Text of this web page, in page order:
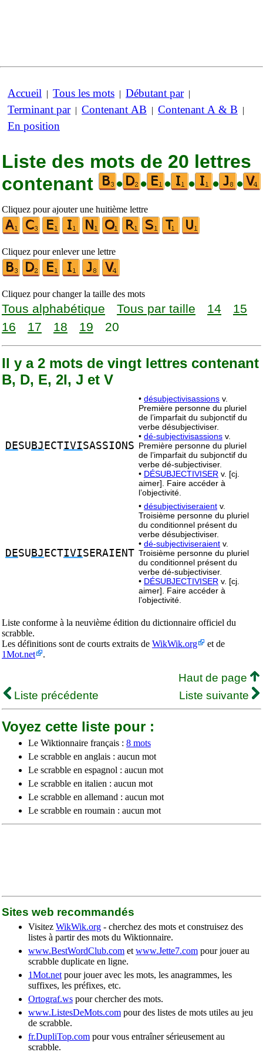
Accueil | Tous les mots | Débutant par|
Terminant par| Contenant AB | Contenant A & B |
En position
Liste des mots de 20 lettres
contenant
• • • • • •
Cliquez pour ajouter une huitième lettre
Cliquez pour enlever une lettre
Cliquez pour changer la taille des mots
Tous alphabétique Tous par taille 14
15
16
17 18 19 20
Il y a 2 mots de vingt lettres contenant
B, D, E, 2I, J et V
DESU BJ ECTIVISASSIONS
• désubjectivisassions v.
Première personne du pluriel
de l’imparfait du subjonctif du
verbe désubjectiviser.
• dé-subjectivisassions v.
Première personne du pluriel
de l’imparfait du subjonctif du
verbe dé-subjectiviser.
• DÉSUBJECTIVISER v. [cj.
aimer]. Faire accéder à
l’objectivité.
DESU BJ ECTIVISERAIENT
• désubjectiviseraient v.
Troisième personne du pluriel
du conditionnel présent du
verbe désubjectiviser.
• dé-subjectiviseraient v.
Troisième personne du pluriel
du conditionnel présent du
verbe dé-subjectiviser.
• DÉSUBJECTIVISER v. [cj.
aimer]. Faire accéder à
l’objectivité.
Liste conforme à la neuvième édition du dictionnaire officiel du
scrabble.
Les définitions sont de courts extraits de WikWik.org
et de
1Mot.net
.
Haut de page
Liste précédente
Liste suivante
Voyez cette liste pour :
Le Wiktionnaire français : 8 mots
Le scrabble en anglais : aucun mot
Le scrabble en espagnol : aucun mot
Le scrabble en italien : aucun mot
Le scrabble en allemand : aucun mot
Le scrabble en roumain : aucun mot
Sites web recommandés
Visitez WikWik.org - cherchez des mots et construisez des
listes à partir des mots du Wiktionnaire.
www.BestWordClub.com et www.Jette7.com pour jouer au
scrabble duplicate en ligne.
1Mot.net pour jouer avec les mots, les anagrammes, les
suffixes, les préfixes, etc.
Ortograf.ws pour chercher des mots.
www.ListesDeMots.com pour des listes de mots utiles au jeu
de scrabble.
fr.DupliTop.com pour vous entraîner sérieusement au
scrabble.